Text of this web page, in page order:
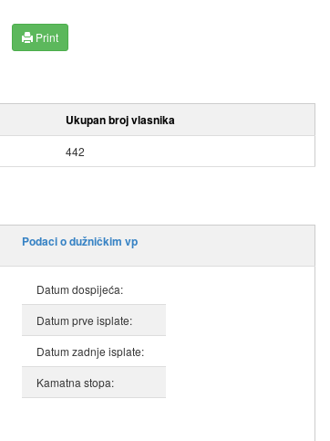
Print
Ukupan broj vlasnika
442
Podaci o dužničkim vp
Datum dospijeća:
Datum prve isplate:
Datum zadnje isplate:
Kamatna stopa: